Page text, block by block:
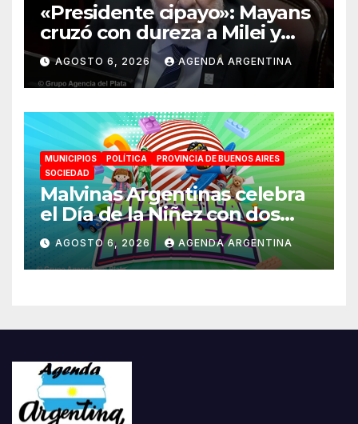
«Presidente cipayo»: Mayans
cruzó con dureza a Milei y
advirtió sobre un juicio
político por traición a la
Patria
AGOSTO 6, 2026 AGENDA ARGENTINA
MUNICIPIOS POLÍTICA
PROVINCIA DE BUENOS AIRES
SOCIEDAD
Malvinas Argentinas celebra
el Día de la Niñez con dos
jornadas de juegos,
espectáculos y actividades
para toda la familia
AGOSTO 6, 2026 AGENDA ARGENTINA